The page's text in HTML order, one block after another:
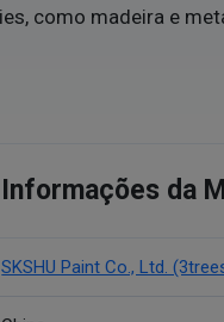
como madeira e
Informações da
SKSHU Paint Co., Ltd.